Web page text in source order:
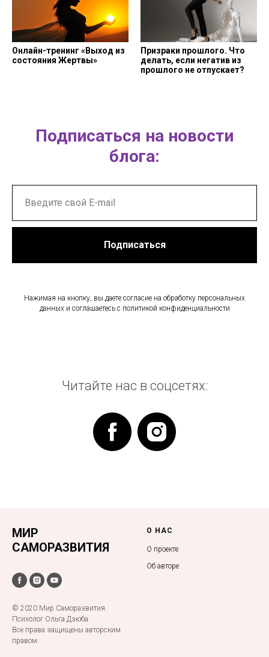
Онлайн-тренинг «Выход из
состояния Жертвы»
Призраки прошлого. Что
делать, если негатив из
прошлого не отпускает?
Подписаться на новости
блога:
Подписаться
Нажимая на кнопку, вы даете согласие на обработку персональных
данных и соглашаетесь c политикой конфиденциальности
Читайте нас в соцсетях:
МИР
САМОРАЗВИТИЯ
© 2020 Мир Саморазвития.
Психолог Ольга Дзюба.
Все права защищены авторским
правом.
О НАС
О проекте
Об авторе